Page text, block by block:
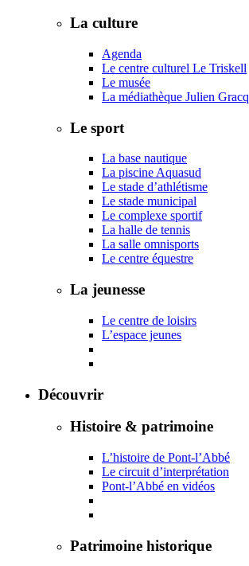
La culture
Agenda
Le centre culturel Le Triskell
Le musée
La médiathèque Julien Gracq
Le sport
La base nautique
La piscine Aquasud
Le stade d’athlétisme
Le stade municipal
Le complexe sportif
La halle de tennis
La salle omnisports
Le centre équestre
La jeunesse
Le centre de loisirs
L’espace jeunes
Découvrir
Histoire & patrimoine
L’histoire de Pont-l’Abbé
Le circuit d’interprétation
Pont-l’Abbé en vidéos
Patrimoine historique